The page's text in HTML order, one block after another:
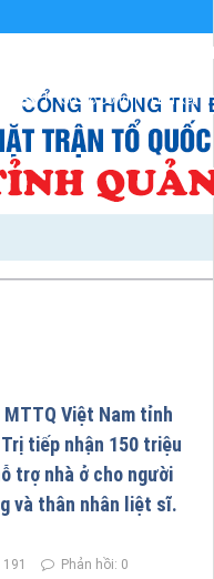
điện tử UBMTTQVN tỉnh
Sơ đồ cổng Liên kết
MTTQ Việt Nam tỉnh
Trị tiếp nhận 150 triệu
trợ nhà ở cho người
và thân nhân liệt sĩ.
Phản hồi: 0